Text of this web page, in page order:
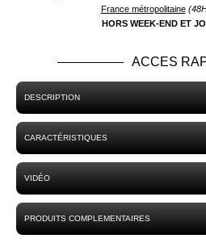
France métropolitaine
HORS WEEK-END ET
ACCES
DESCRIPTION
CARACTÉRISTIQUES
VIDÉO
PRODUITS COMPLEMENTAIRES